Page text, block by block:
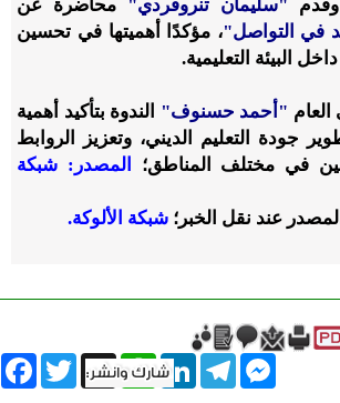
وقدم "سليمان تنروفردي" محاضرة عن
في التواصل"، مؤكدًا أهميتها في تحسين
البيئة التعليمية.
"أحمد حسنوف"
الندوة بتأكيد أهمية
جودة التعليم الديني، وتعزيز الروابط
في مختلف المناطق؛ المصدر: شبكة
عند نقل الخبر؛ شبكة الألوكة.
Twitter X
WhatsAppLinkedInTelegram
Messenger